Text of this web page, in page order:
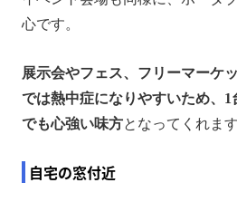
心です。
展示会やフェス、フリーマーケ
では熱中症になりやすいため、
でも心強い味方となってくれます
自宅の窓付近